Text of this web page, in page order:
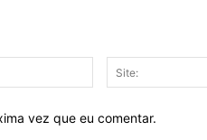
mail:*
vez que eu comentar.